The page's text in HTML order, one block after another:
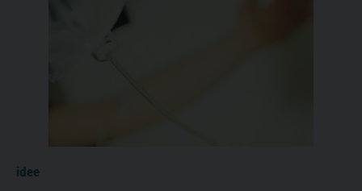
idee